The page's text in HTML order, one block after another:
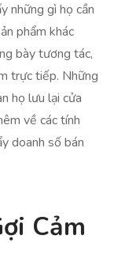
những gì họ cần
phẩm khác
bày tương tác,
trực tiếp. Những
họ lưu lại cửa
về các tính
doanh số bán
Cảm